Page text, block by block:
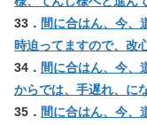
33． 間に合はん、今
時迫ってますので、改
34． 間に合はん、今
からでは、手遅れ、に
35． 間に合はん、今